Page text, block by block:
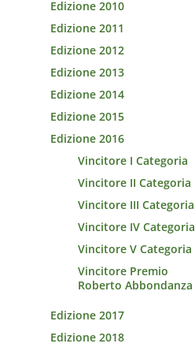
Edizione 2010
Edizione 2011
Edizione 2012
Edizione 2013
Edizione 2014
Edizione 2015
Edizione 2016
Vincitore I Categoria
Vincitore II Categoria
Vincitore III Categoria
Vincitore IV Categoria
Vincitore V Categoria
Vincitore Premio
Roberto Abbondanza
Edizione 2017
Edizione 2018